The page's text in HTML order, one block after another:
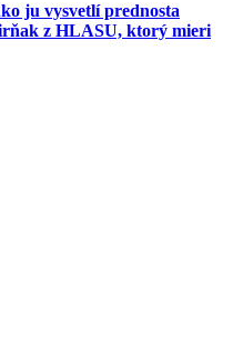
ju vysvetlí prednosta
z HLASU, ktorý mieri